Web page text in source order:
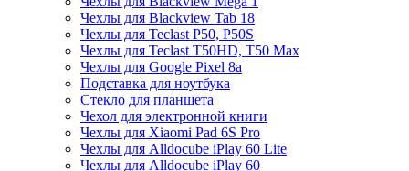
Чехлы для Blackview Tab 18
Чехлы для Teclast P50, P50S
Чехлы для Teclast T50HD, T50 Max
Чехлы для Google Pixel 8a
Подставка для ноутбука
Стекло для планшета
Чехол для электронной книги
Чехлы для Xiaomi Pad 6S Pro
Чехлы для Alldocube iPlay 60 Lite
Чехлы для Alldocube iPlay 60